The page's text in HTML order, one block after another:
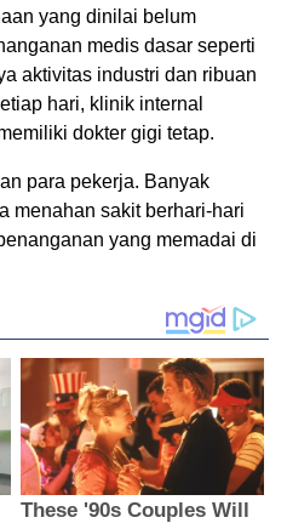
yang dinilai belum
medis dasar seperti
aktivitas industri dan ribuan
hari, klinik internal
dokter gigi tetap.
para pekerja. Banyak
menahan sakit berhari-hari
yang memadai di